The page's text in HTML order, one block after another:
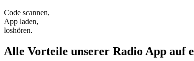
Code scannen,
App laden,
loshören.
Alle Vorteile unserer Radio App auf